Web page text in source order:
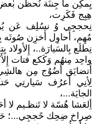
يِمكِن ما جِننَة نُحظُن بٰعض
هِيِج فَكَرِت،
نِحججِي وُ نسُلِف عَن
مُهِم، أَحاوِل أَخزِن صُوتَه
نِطلَع بِالسَيارَة..، إِلأولاد
واحِد مِنهُم وَكَكع فتات
أَتضايَق أَضُوٌج مِن
لِأنِي أَعرُف سَيارتِي
الجايَة...،
أِلعَشا هٌسًة لا تَنظـيم لا
صِراخ ضِحِك حًججِي...؛